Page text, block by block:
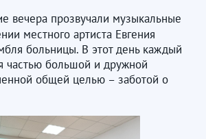
вечера прозвучали музыкальные
местного артиста Евгения
больницы. В этот день каждый
частью большой и дружной
общей целью – заботой о